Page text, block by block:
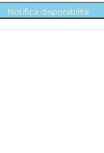
Notifica disponibilità